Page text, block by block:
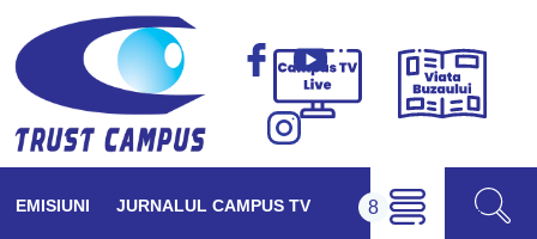
Campus
Viața
EMISIUNI JURNALUL CAMPUS TV